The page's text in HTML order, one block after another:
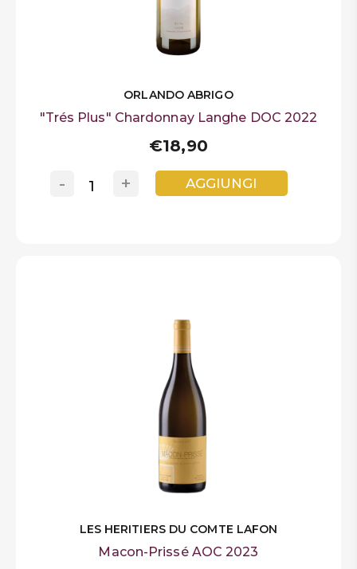
ORLANDO ABRIGO
"Trés Plus" Chardonnay Langhe DOC 2022
€18,90
+
- AGGIUNGI
LES HERITIERS DU COMTE LAFON
Macon-Prissé AOC 2023